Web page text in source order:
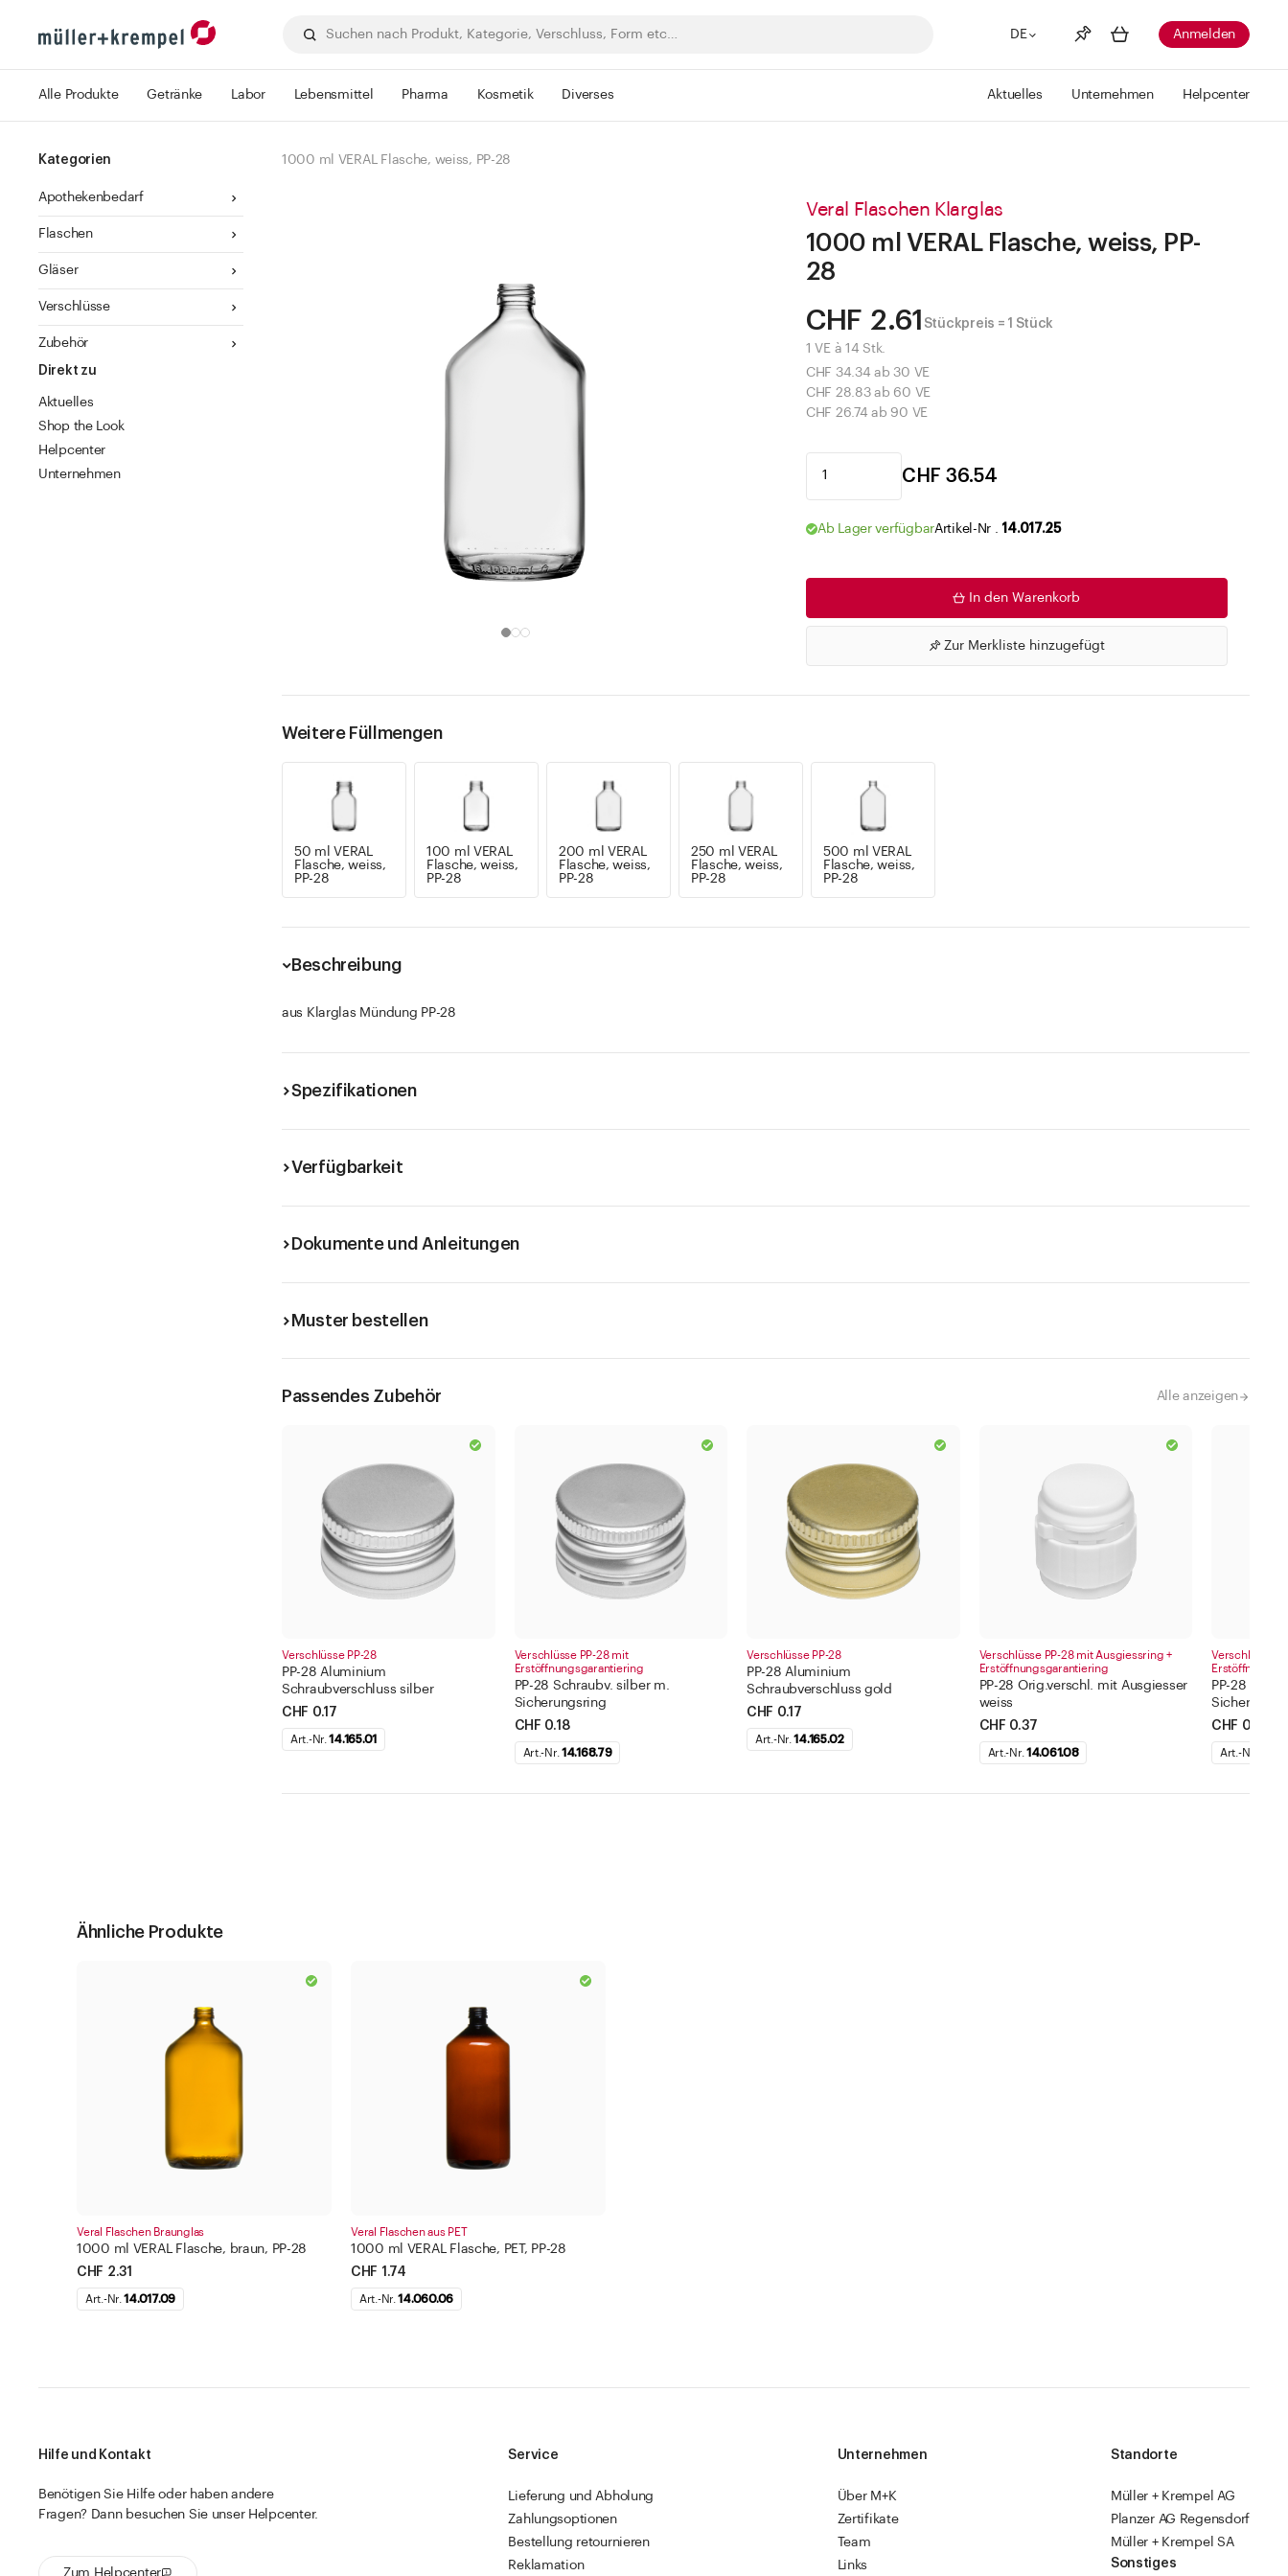
DE
Merkliste Mehr anzeigen
Anmelden
Alle Produkte Getränke Labor Lebensmittel Pharma Kosmetik Diverses Aktuelles Unternehmen Helpcenter
Kategorien
Apothekenbedarf
Flaschen
Gläser
Verschlüsse
Zubehör
Direkt zu
Aktuelles
Shop the Look
Helpcenter
Unternehmen
1000 ml VERAL Flasche, weiss, PP-28
Veral Flaschen Klarglas
1000 ml VERAL Flasche, weiss, PP-
28
CHF 2.61 Stückpreis = 1 Stück
1 VE à 14 Stk.
CHF 34.34 ab 30 VE
CHF 28.83 ab 60 VE
CHF 26.74 ab 90 VE
CHF 36.54
Ab Lager verfügbarArtikel-Nr . 14.017.25
In den Warenkorb
Zur Merkliste hinzugefügt
Weitere Füllmengen
50 ml VERAL
Flasche, weiss,
PP-28
100 ml VERAL
Flasche, weiss,
PP-28
200 ml VERAL
Flasche, weiss,
PP-28
250 ml VERAL
Flasche, weiss,
PP-28
500 ml VERAL
Flasche, weiss,
PP-28
Beschreibung
aus Klarglas Mündung PP-28
Spezifikationen
Verfügbarkeit
Dokumente und Anleitungen
Muster bestellen
Passendes Zubehör Alle anzeigen
Verschlüsse PP-28
PP-28 Aluminium
Schraubverschluss silber
CHF 0.17
Art.-Nr.14.165.01
Verschlüsse PP-28 mit
Erstöffnungsgarantiering
PP-28 Schraubv. silber m.
Sicherungsring
CHF 0.18
Art.-Nr. 14.168.79
Verschlüsse PP-28
PP-28 Aluminium
Schraubverschluss gold
CHF 0.17
Art.-Nr.14.165.02
Verschlüsse PP-28 mit Ausgiessring +
Erstöffnungsgarantiering
PP-28 Orig.verschl. mit Ausgiesser
weiss
CHF 0.37
Art.-Nr. 14.061.08
Verschlüsse
PP-28
CHF 0.18
Art.-Nr.
Ähnliche Produkte
Veral Flaschen Braunglas
1000 ml VERAL Flasche, braun, PP-28
CHF 2.31
Art.-Nr.14.017.09
Veral Flaschen aus PET
1000 ml VERAL Flasche, PET, PP-28
CHF 1.74
Art.-Nr.14.060.06
Hilfe und Kontakt
Benötigen Sie Hilfe oder haben andere
Fragen? Dann besuchen Sie unser Helpcenter.
Zum Helpcenter
Service
Lieferung und Abholung
Zahlungsoptionen
Bestellung retournieren
Reklamation
Unternehmen
Über M+K
Zertifikate
Team
Links
Standorte
Müller + Krempel AG
Planzer AG Regensdorf
Müller + Krempel SA
Sonstiges